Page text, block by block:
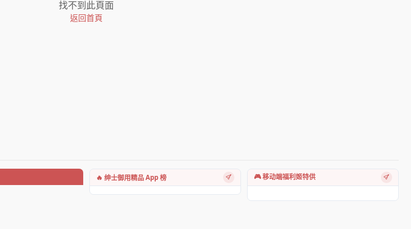
找不到此頁面
返回首頁
🔥 绅士御用精品 App 榜 🎮 移动端福利姬特供